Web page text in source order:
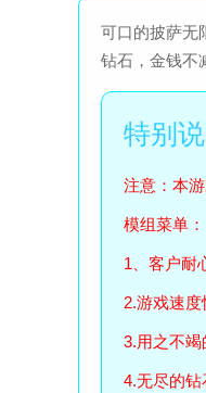
可口的披萨无
钻石，金钱不
注意：本
模组菜单：
1、客户耐
2.游戏速
3.用之不竭
4.无尽的钻